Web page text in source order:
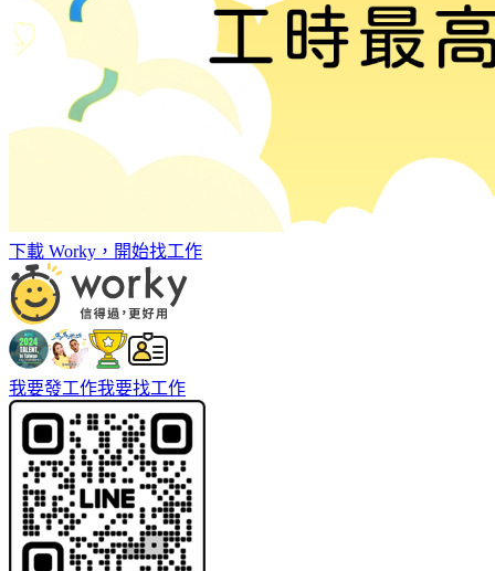
下載 Worky，開始找工作
我要發工作我要找工作